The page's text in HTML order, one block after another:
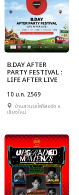
B.DAY AFTER
PARTY FESTIVAL :
LIFE AFTER LIVE
10 ม.ค. 2569
บ้านสวนรถไฟรีสอร์ต จ.
เชียงใหม่